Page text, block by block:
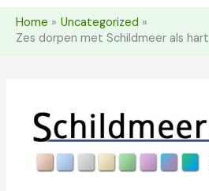
Home
Uncategorized
Zes dorpen met Schildmeer als hart